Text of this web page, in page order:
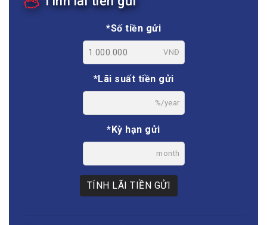
*Số tiền gửi
VNĐ
*Lãi suất tiền gửi
%/year
*Kỳ hạn gửi
month
TÍNH LÃI TIỀN GỬI